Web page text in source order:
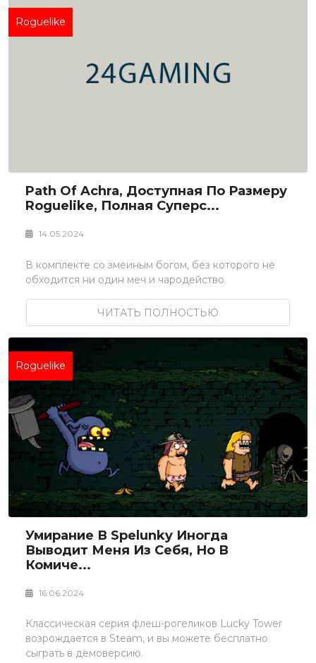
Roguelike
Path Of Achra, Доступная По Размеру
Roguelike, Полная Суперс...
14.05.2024
В комплекте со змеиным богом, без которого не
обходится ни один меч и чародейство.
ЧИТАТЬ ПОЛНОСТЬЮ
Roguelike
Умирание В Spelunky Иногда
Выводит Меня Из Себя, Но В
Комиче...
16.06.2024
Классическая серия флеш-рогеликов Lucky Tower
возрождается в Steam, и вы можете бесплатно
сыграть в демоверсию.